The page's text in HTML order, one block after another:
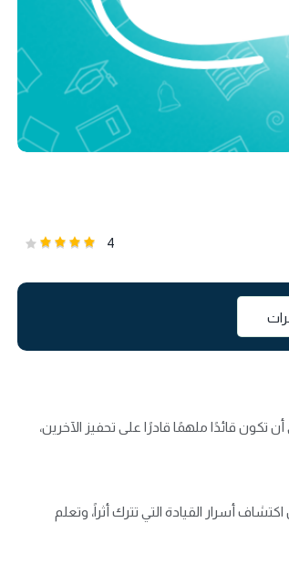
4
تكون قائدًا ملهمًا قادرًا على تحفيز الآخرين،
أسرار القيادة التي تترك أثراً، وتعلم